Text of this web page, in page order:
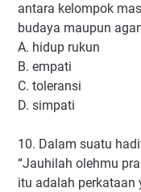
antara kelompok
budaya maupun
A. hidup rukun
B. empati
C. toleransi
D. simpati
10. Dalam suatu
“Jauhilah olehmu
itu adalah perkataan